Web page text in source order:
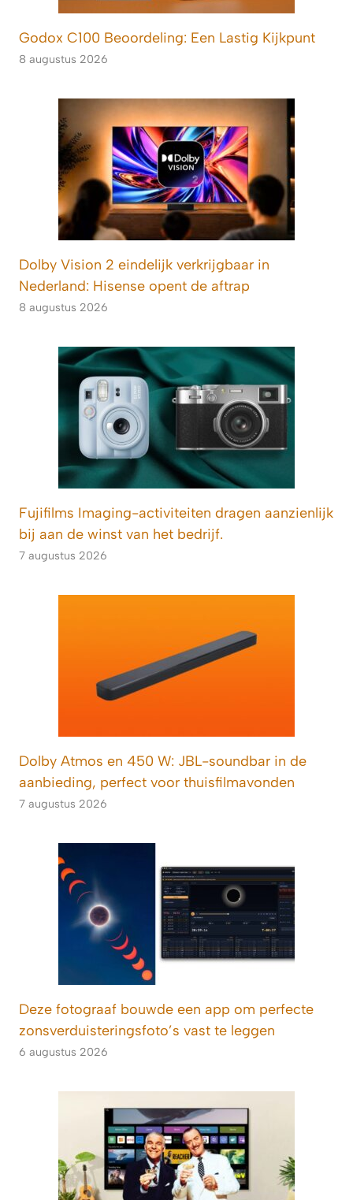
Godox C100 Beoordeling: Een Lastig Kijkpunt
8 augustus 2026
Dolby Vision 2 eindelijk verkrijgbaar in
Nederland: Hisense opent de aftrap
8 augustus 2026
Fujifilms Imaging-activiteiten dragen aanzienlijk
bij aan de winst van het bedrijf.
7 augustus 2026
Dolby Atmos en 450 W: JBL-soundbar in de
aanbieding, perfect voor thuisfilmavonden
7 augustus 2026
Deze fotograaf bouwde een app om perfecte
zonsverduisteringsfoto’s vast te leggen
6 augustus 2026